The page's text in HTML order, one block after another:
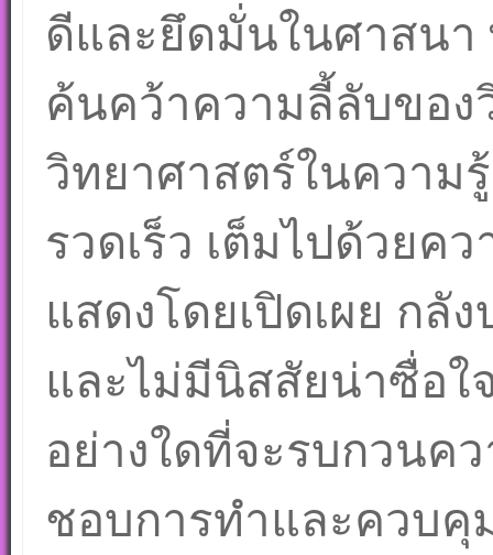
ดีและยึดมั่นในศาสนา
ค้นคว้าความลี้ลับของ
วิทยาศาสตร์ในความ
รวดเร็ว เต็มไปด้วยค
แสดงโดยเปิดเผย กลั
และไม่มีนิสสัยน่าซื่อใ
อย่างใดที่จะรบกวนค
ชอบการทำและควบคุ